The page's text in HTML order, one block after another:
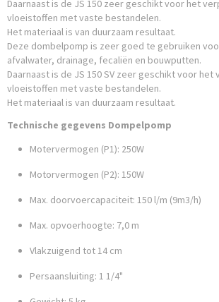
Daarnaast is de JS 150 zeer geschikt voor het
vloeistoffen met vaste bestandelen.
Het materiaal is van duurzaam resultaat.
Deze dombelpomp is zeer goed te gebruiken
afvalwater, drainage, fecaliën en bouwputten.
Daarnaast is de JS 150 SV zeer geschikt voor het
vloeistoffen met vaste bestandelen.
Het materiaal is van duurzaam resultaat.
Technische gegevens Dompelpomp
Motervermogen (P1): 250W
Motorvermogen (P2): 150W
Max. doorvoercapaciteit: 150 l/m (9m3/h)
Max. opvoerhoogte: 7,0 m
Vlakzuigend tot 14 cm
Persaansluiting: 1 1/4"